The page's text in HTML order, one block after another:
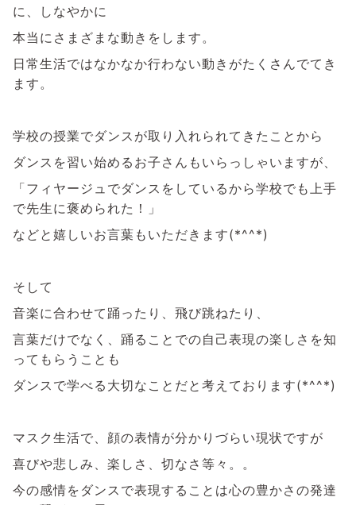
に、しなやかに
本当にさまざまな動きをします。
日常生活ではなかなか行わない動きがたくさんでてき
ます。
学校の授業でダンスが取り入れられてきたことから
ダンスを習い始めるお子さんもいらっしゃいますが、
「フィヤージュでダンスをしているから学校でも上手
で先生に褒められた！」
などと嬉しいお言葉もいただきます(*^^*)
そして
音楽に合わせて踊ったり、飛び跳ねたり、
言葉だけでなく、踊ることでの自己表現の楽しさを知
ってもらうことも
ダンスで学べる大切なことだと考えております(*^^*)
マスク生活で、顔の表情が分かりづらい現状ですが
喜びや悲しみ、楽しさ、切なさ等々。。
今の感情をダンスで表現することは心の豊かさの発達